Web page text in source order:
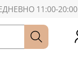
11:00-20:00